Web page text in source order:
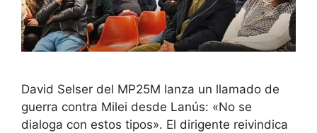
David Selser del MP25M lanza un llamado de
guerra contra Milei desde Lanús: «No se
dialoga con estos tipos». El dirigente reivindica